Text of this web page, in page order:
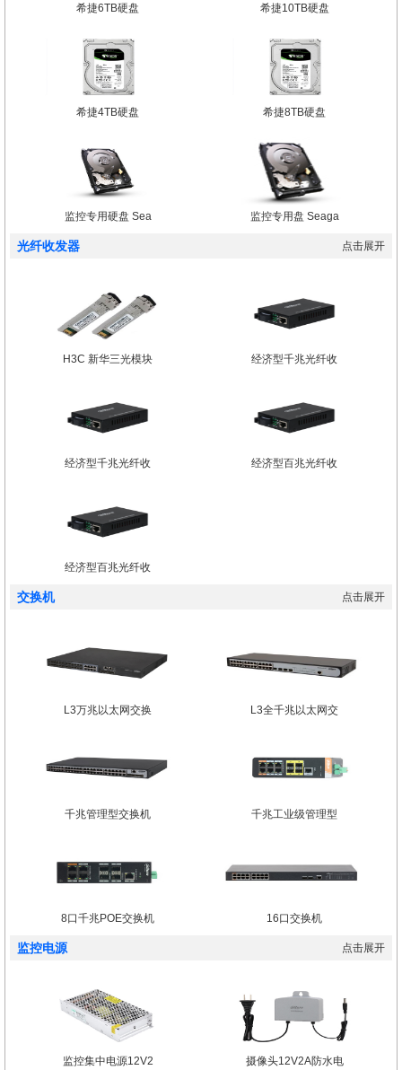
希捷6TB硬盘 希捷10TB硬盘
希捷4TB硬盘 希捷8TB硬盘
监控专用硬盘 Sea 监控专用盘 Seaga
光纤收发器 点击展开
H3C 新华三光模块 经济型千兆光纤收
经济型千兆光纤收 经济型百兆光纤收
经济型百兆光纤收
交换机 点击展开
L3万兆以太网交换 L3全千兆以太网交
千兆管理型交换机 千兆工业级管理型
8口千兆POE交换机 16口交换机
监控电源 点击展开
监控集中电源12V2 摄像头12V2A防水电